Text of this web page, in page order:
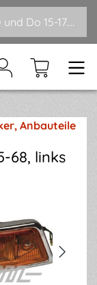
Telefonzeiten Mo,Di,Mi 10.00-12.00 und Do 15-17.00
Anbauteile
68, links